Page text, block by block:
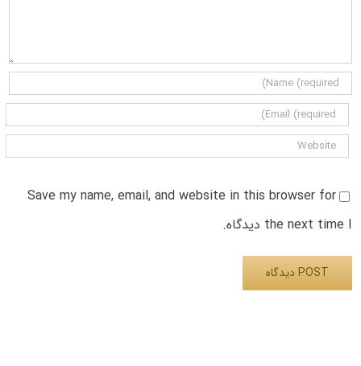
Save my name, email, and website in this browser for
the next time I دیدگاه.